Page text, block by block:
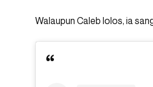
Walaupun Caleb lolos, ia